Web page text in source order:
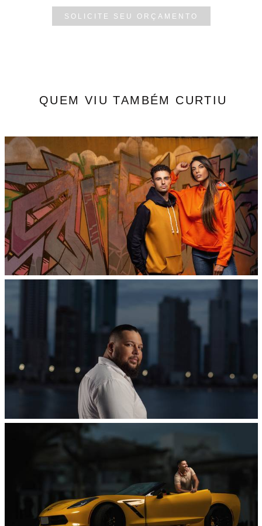
SOLICITE SEU ORÇAMENTO
QUEM VIU TAMBÉM CURTIU